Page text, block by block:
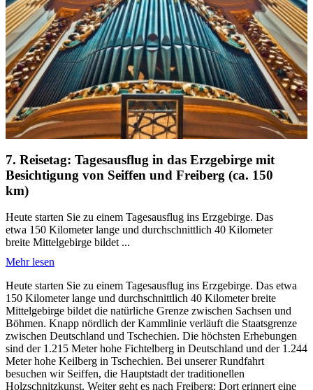
7. Reisetag: Tagesausflug in das Erzgebirge mit
Besichtigung von Seiffen und Freiberg (ca. 150
km)
Heute starten Sie zu einem Tagesausflug ins Erzgebirge. Das
etwa 150 Kilometer lange und durchschnittlich 40 Kilometer
breite Mittelgebirge bildet ...
Mehr lesen
Heute starten Sie zu einem Tagesausflug ins Erzgebirge. Das etwa
150 Kilometer lange und durchschnittlich 40 Kilometer breite
Mittelgebirge bildet die natürliche Grenze zwischen Sachsen und
Böhmen. Knapp nördlich der Kammlinie verläuft die Staatsgrenze
zwischen Deutschland und Tschechien. Die höchsten Erhebungen
sind der 1.215 Meter hohe Fichtelberg in Deutschland und der 1.244
Meter hohe Keilberg in Tschechien. Bei unserer Rundfahrt
besuchen wir Seiffen, die Hauptstadt der traditionellen
Holzschnitzkunst. Weiter geht es nach Freiberg: Dort erinnert eine